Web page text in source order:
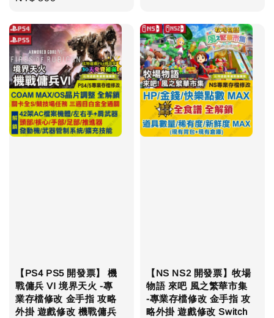
【PS4 PS5 開發票】 機
戰傭兵 VI 境界天火 -專
業存檔修改 金手指 攻略
外掛 遊戲修改 機戰傭兵
【NS NS2 開發票】牧場
物語 來吧 風之繁華市集
-專業存檔修改 金手指 攻
略外掛 遊戲修改 Switch